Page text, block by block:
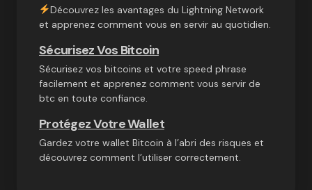
Découvrez les avantages du Lightning Network
et apprenez comment vous en servir au quotidien.
Sécurisez Vos Bitcoin
Sécurisez vos bitcoins et votre speed phrase
facilement et apprenez comment vous servir de
btc en toute confiance.
Protégez Votre Wallet
Gardez votre wallet Bitcoin à l’abri des risques et
découvrez comment l’utiliser correctement.